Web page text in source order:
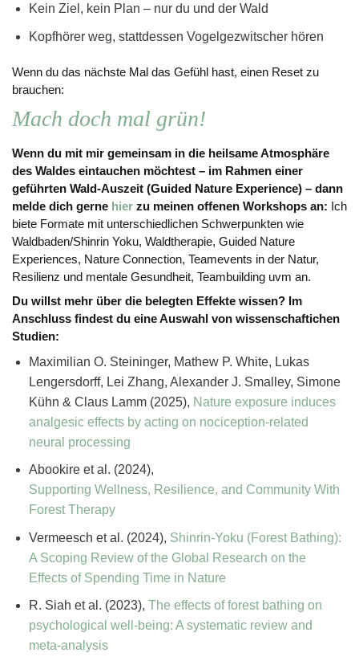
Kein Ziel, kein Plan – nur du und der Wald
Kopfhörer weg, stattdessen Vogelgezwitscher hören
Wenn du das nächste Mal das Gefühl hast, einen Reset zu
brauchen:
Mach doch mal grün!
Wenn du mit mir gemeinsam in die heilsame Atmosphäre
des Waldes eintauchen möchtest – im Rahmen einer
geführten Wald-Auszeit (Guided Nature Experience) – dann
melde dich gerne hier zu meinen offenen Workshops an: Ich
biete Formate mit unterschiedlichen Schwerpunkten wie
Waldbaden/Shinrin Yoku, Waldtherapie, Guided Nature
Experiences, Nature Connection, Teamevents in der Natur,
Resilienz und mentale Gesundheit, Teambuilding uvm an.
Du willst mehr über die belegten Effekte wissen? Im
Anschluss findest du eine Auswahl von wissenschaftichen
Studien:
Maximilian O. Steininger, Mathew P. White, Lukas
Lengersdorff, Lei Zhang, Alexander J. Smalley, Simone
Kühn & Claus Lamm (2025), Nature exposure induces
analgesic effects by acting on nociception-related
neural processing
Abookire et al. (2024),
Supporting Wellness, Resilience, and Community With
Forest Therapy
Vermeesch et al. (2024), Shinrin-Yoku (Forest Bathing):
A Scoping Review of the Global Research on the
Effects of Spending Time in Nature
R. Siah et al. (2023), The effects of forest bathing on
psychological well-being: A systematic review and
meta-analysis